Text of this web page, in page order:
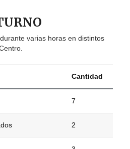
varias horas en distintos
Cantidad
7
2